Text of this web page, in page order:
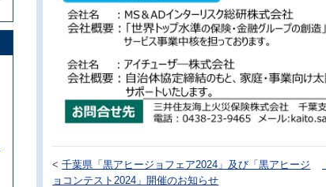
<千葉県「黒アヒージョフェア2024」及び「黒アヒージ
ョコンテスト2024」開催のお知らせ